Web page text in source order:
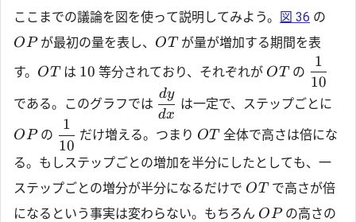
ここまでの議論を図を使って説明してみよう。 図 36 の
OPが最初の量を表し、 OT が量が増加する期間を表
す。 OT は 10 等分されており、それぞれが OT の
10
1
である。このグラフでは
dx
dy
は一定で、ステップごとに
OPの
10
1
だけ増える。つまり OT 全体で高さは倍にな
る。もしステップごとの増加を半分にしたとしても、一
ステップごとの増分が半分になるだけで OT で高さが倍
になるという事実は変わらない。もちろん O Pの高さの